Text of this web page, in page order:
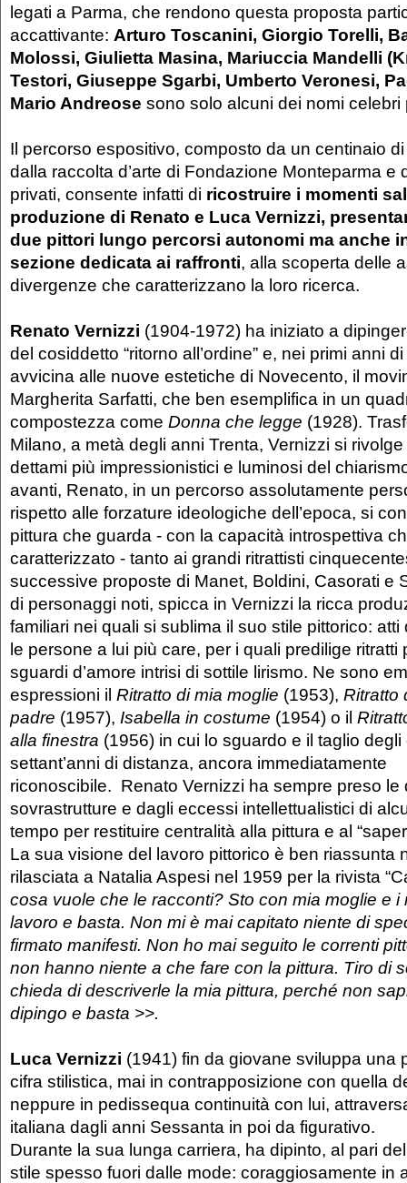
legati a Parma, che rendono questa proposta
accattivante: Arturo Toscanini, Giorgio Torelli,
Molossi, Giulietta Masina, Mariuccia Mandelli
Testori, Giuseppe Sgarbi, Umberto Veronesi,
Mario Andreose sono solo alcuni dei nomi
Il percorso espositivo, composto da un centinaio
dalla raccolta d’arte di Fondazione Monteparma e
privati, consente infatti di ricostruire i momenti
produzione di Renato e Luca Vernizzi,
due pittori lungo percorsi autonomi ma anche
sezione dedicata ai raffronti, alla scoperta delle
divergenze che caratterizzano la loro ricerca.
Renato Vernizzi (1904-1972) ha iniziato a
del cosiddetto “ritorno all’ordine” e, nei primi anni
avvicina alle nuove estetiche di Novecento, il
Margherita Sarfatti, che ben esemplifica in un
compostezza come Donna che legge (1928).
Milano, a metà degli anni Trenta, Vernizzi si
dettami più impressionistici e luminosi del
avanti, Renato, in un percorso assolutamente
rispetto alle forzature ideologiche dell’epoca, si
pittura che guarda - con la capacità introspettiva
caratterizzato - tanto ai grandi ritrattisti
successive proposte di Manet, Boldini, Casorati e
di personaggi noti, spicca in Vernizzi la ricca
familiari nei quali si sublima il suo stile pittorico:
le persone a lui più care, per i quali predilige ritratti
sguardi d’amore intrisi di sottile lirismo. Ne sono
espressioni il Ritratto di mia moglie (1953), Ritratto
padre (1957), Isabella in costume (1954) o il
alla finestra (1956) in cui lo sguardo e il taglio
settant’anni di distanza, ancora immediatamente
riconoscibile. Renato Vernizzi ha sempre preso le
sovrastrutture e dagli eccessi intellettualistici di
tempo per restituire centralità alla pittura e al “saper
La sua visione del lavoro pittorico è ben riassunta
rilasciata a Natalia Aspesi nel 1959 per la rivista
cosa vuole che le racconti? Sto con mia moglie e i
lavoro e basta. Non mi è mai capitato niente di
firmato manifesti. Non ho mai seguito le correnti
non hanno niente a che fare con la pittura. Tiro di
chieda di descriverle la mia pittura, perché non
dipingo e basta >>.
Luca Vernizzi (1941) fin da giovane sviluppa una
cifra stilistica, mai in contrapposizione con quella
neppure in pedissequa continuità con lui,
italiana dagli anni Sessanta in poi da figurativo.
Durante la sua lunga carriera, ha dipinto, al pari
stile spesso fuori dalle mode: coraggiosamente in